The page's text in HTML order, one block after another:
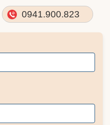
0941.900.823